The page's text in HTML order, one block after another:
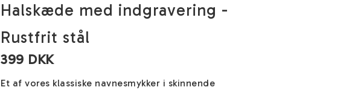
Halskæde med indgravering -
Rustfrit stål
399 DKK
Et af vores klassiske navnesmykker i skinnende